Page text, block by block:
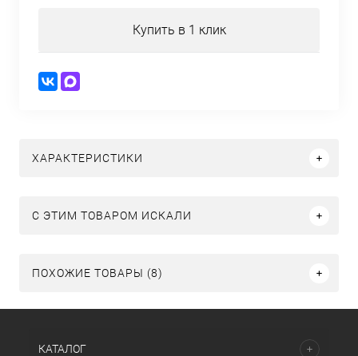
Купить в 1 клик
ХАРАКТЕРИСТИКИ
C ЭТИМ ТОВАРОМ ИСКАЛИ
ПОХОЖИЕ ТОВАРЫ (8)
КАТАЛОГ